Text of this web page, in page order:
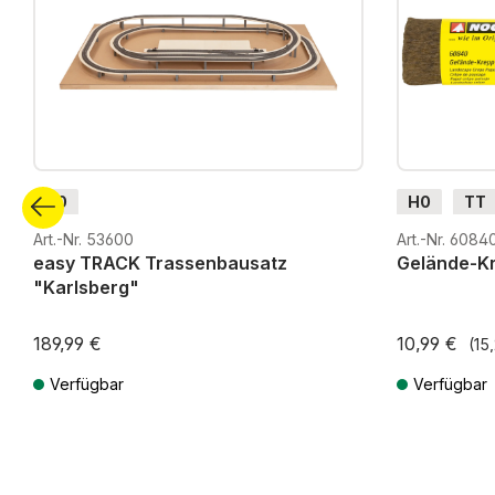
H0
Art.-Nr. 53600
easy TRACK Trassenbausatz
"Karlsberg"
189,99 €
Verfügbar
H0 TT
G
H0m
Art.-Nr.
Gelände-
10,99 €
Verfügbar